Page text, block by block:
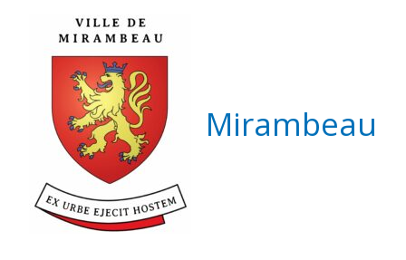
Mirambeau